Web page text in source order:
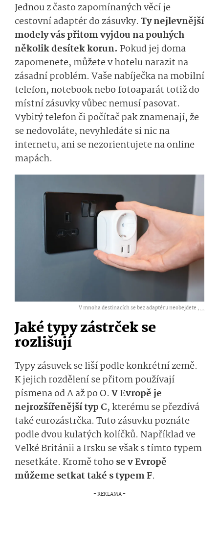
Jednou z často zapomínaných věcí je
cestovní adaptér do zásuvky. Ty nejlevnější
modely vás přitom vyjdou na pouhých
několik desítek korun. Pokud jej doma
zapomenete, můžete v hotelu narazit na
zásadní problém. Vaše nabíječka na mobilní
telefon, notebook nebo fotoaparát totiž do
místní zásuvky vůbec nemusí pasovat.
Vybitý telefon či počítač pak znamenají, že
se nedovoláte, nevyhledáte si nic na
internetu, ani se nezorientujete na online
mapách.
V mnoha destinacích se bez adaptéru neobejdete ,...
Jaké typy zástrček se
rozlišují
Typy zásuvek se liší podle konkrétní země.
K jejich rozdělení se přitom používají
písmena od A až po O. V Evropě je
nejrozšířenější typ C, kterému se přezdívá
také eurozástrčka. Tuto zásuvku poznáte
podle dvou kulatých kolíčků. Například ve
Velké Británii a Irsku se však s tímto typem
nesetkáte. Kromě toho se v Evropě
můžeme setkat také s typem F.